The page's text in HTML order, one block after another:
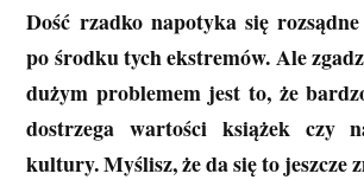
Dość rzadko napotyka się
po środku tych ekstremów. Ale
dużym problemem jest to, że
dostrzega wartości książek czy
kultury. Myślisz, że da się to jeszcze